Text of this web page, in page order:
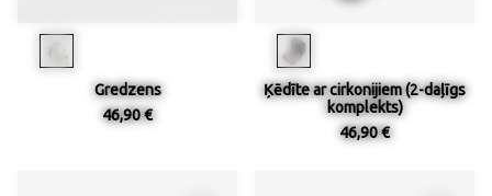
Gredzens
46,90 €
Ķēdīte ar cirkonijiem (2-daļīgs
komplekts)
46,90 €